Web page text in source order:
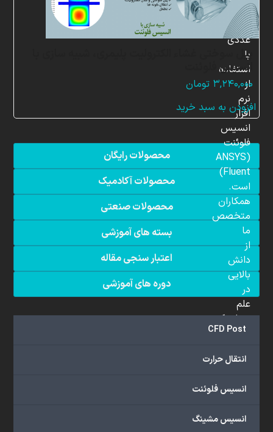
پیل سوختی غشاء الکترولیت پلیمری، شبیه سازی با
انسیس فلوئنت
۳,۲۴۰,۰۰۰ تومان
افزودن به سبد خرید
محصولات رایگان
محصولات آکادمیک
محصولات صنعتی
بسته های آموزشی
اعتبار سنجی مقاله
دوره های آموزشی
CFD Post
انتقال حرارت
انسیس فلوئنت
انسیس مشینگ
شبیه
سازی
عددی
با
استفاده
از
نرم
افزار
انسیس
فلوئنت
(ANSYS
Fluent)
است.
همکاران
متخصص
ما
از
دانش
بالایی
در
علم
دینامیک
سیالات
(CFD)
هستند.
ما